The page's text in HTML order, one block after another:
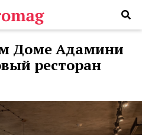
Доме Адамини
ресторан